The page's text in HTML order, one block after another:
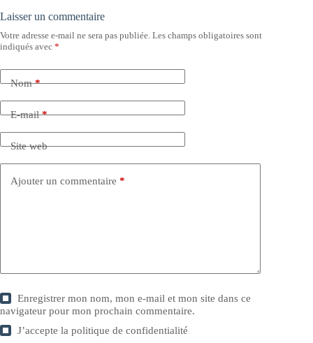
Laisser un commentaire
Votre adresse e-mail ne sera pas publiée. Les champs obligatoires sont
indiqués avec *
Nom*
E-mail*
Site web
Ajouter un commentaire *
Enregistrer mon nom, mon e-mail et mon site dans ce
navigateur pour mon prochain commentaire.
J’accepte lapolitique de confidentialité